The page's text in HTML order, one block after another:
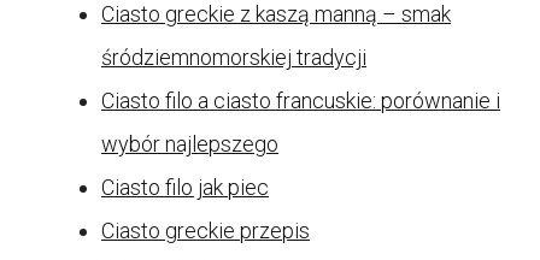
Ciasto greckie z kaszą manną – smak
śródziemnomorskiej tradycji
Ciasto filo a ciasto francuskie: porównanie i
wybór najlepszego
Ciasto filo jak piec
Ciasto greckie przepis